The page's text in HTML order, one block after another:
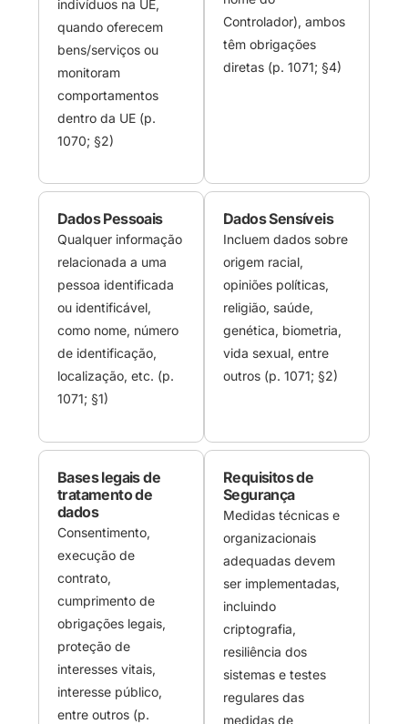
indivíduos na UE,
quando oferecem
bens/serviços ou
monitoram
comportamentos
dentro da UE (p.
1070; §2)
Controlador), ambos
têm obrigações
diretas (p. 1071; §4)
Dados Pessoais
Qualquer informação
relacionada a uma
pessoa identificada
ou identificável,
como nome, número
de identificação,
localização, etc. (p.
1071; §1)
Dados Sensíveis
Incluem dados sobre
origem racial,
opiniões políticas,
religião, saúde,
genética, biometria,
vida sexual, entre
outros (p. 1071; §2)
Bases legais de
tratamento de
dados
Consentimento,
execução de
contrato,
cumprimento de
obrigações legais,
proteção de
interesses vitais,
interesse público,
entre outros (p.
Requisitos de
Segurança
Medidas técnicas e
organizacionais
adequadas devem
ser implementadas,
incluindo
criptografia,
resiliência dos
sistemas e testes
regulares das
medidas de